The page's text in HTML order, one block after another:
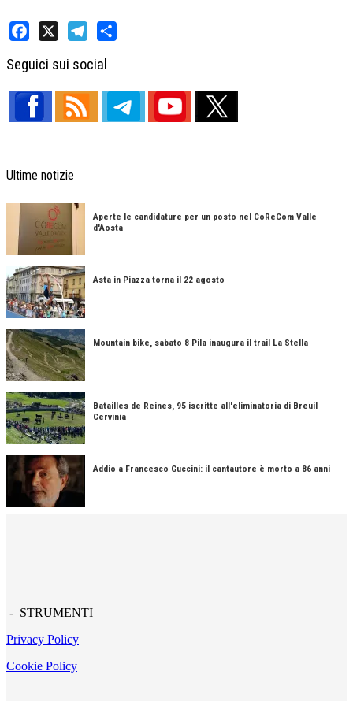
Seguici sui social
Ultime notizie
Aperte le candidature per un posto nel CoReCom Valle
d'Aosta
Asta in Piazza torna il 22 agosto
Mountain bike, sabato 8 Pila inaugura il trail La Stella
Batailles de Reines, 95 iscritte all'eliminatoria di Breuil
Cervinia
Addio a Francesco Guccini: il cantautore è morto a 86 anni
- STRUMENTI
Privacy Policy
Cookie Policy